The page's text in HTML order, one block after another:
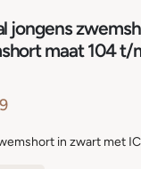
jongens
maat 104 t/
in zwart met